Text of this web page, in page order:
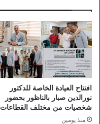
افتتاح العيادة الخاصة للدكتور
نورالدين صبار بالناظور بحضور
شخصيات من مختلف القطاعات
منذ يومين